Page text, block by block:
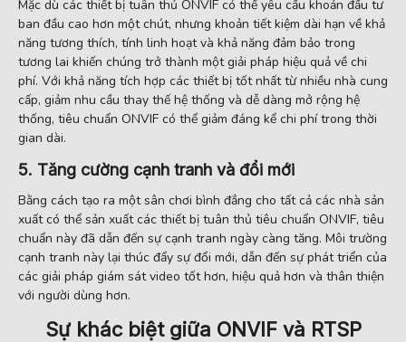
Mặc dù các thiết bị tuân thủ ONVIF có thể yêu cầu khoản đầu tư
ban đầu cao hơn một chút, nhưng khoản tiết kiệm dài hạn về khả
năng tương thích, tính linh hoạt và khả năng đảm bảo trong
tương lai khiến chúng trở thành một giải pháp hiệu quả về chi
phí. Với khả năng tích hợp các thiết bị tốt nhất từ ​​nhiều nhà cung
cấp, giảm nhu cầu thay thế hệ thống và dễ dàng mở rộng hệ
thống, tiêu chuẩn ONVIF có thể giảm đáng kể chi phí trong thời
gian dài.
5. Tăng cường cạnh tranh và đổi mới
Bằng cách tạo ra một sân chơi bình đẳng cho tất cả các nhà sản
xuất có thể sản xuất các thiết bị tuân thủ tiêu chuẩn ONVIF, tiêu
chuẩn này đã dẫn đến sự cạnh tranh ngày càng tăng. Môi trường
cạnh tranh này lại thúc đẩy sự đổi mới, dẫn đến sự phát triển của
các giải pháp giám sát video tốt hơn, hiệu quả hơn và thân thiện
với người dùng hơn.
Sự khác biệt giữa ONVIF và RTSP